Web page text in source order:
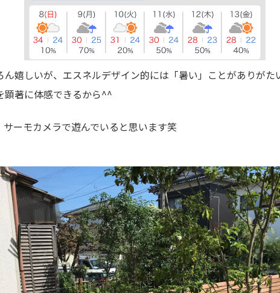
ん嬉しいが、エスネルデザイン的には「暑い」ことがありがた
顕著に体感できるから^^
サーモカメラで遊んでいると思います笑